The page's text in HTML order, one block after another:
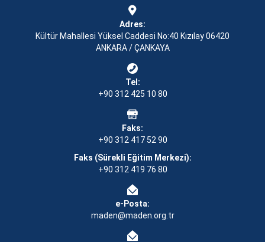
Adres:
Kültür Mahallesi Yüksel Caddesi No:40 Kızılay 06420
ANKARA / ÇANKAYA
Tel:
+90 312 425 10 80
Faks:
+90 312 417 52 90
Faks (Sürekli Eğitim Merkezi):
+90 312 419 76 80
e-Posta:
maden@maden.org.tr